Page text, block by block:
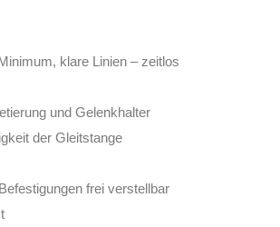
klare Linien – zeitlos
und Gelenkhalter
der Gleitstange
frei verstellbar